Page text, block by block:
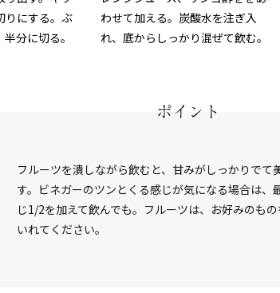
りにする。ぶ
分に切る。
わせて加える。炭酸水を注ぎ入
れ、底からしっかり混ぜて飲む。
ポイント
フルーツを潰しながら飲むと、甘みがしっかりでて
す。ビネガーのツンとくる感じが気になる場合は、
じ1/2を加えて飲んでも。フルーツは、お好みのも
いれてください。